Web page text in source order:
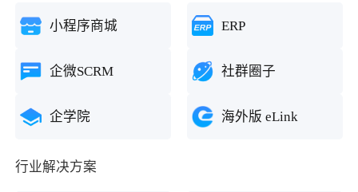
小程序商城 ERP
企微SCRM 社群圈子
企学院 海外版 eLink
行业解决方案